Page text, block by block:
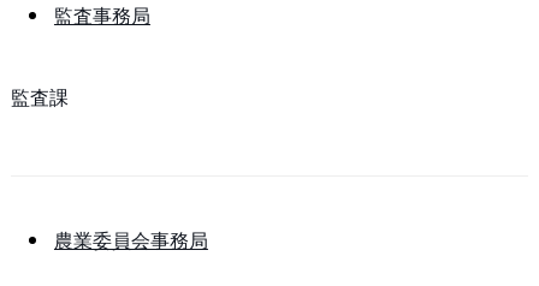
監査事務局
監査課
農業委員会事務局